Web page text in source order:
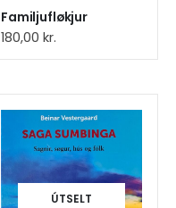
Familjufløkjur
180,00 kr.
ÚTSELT